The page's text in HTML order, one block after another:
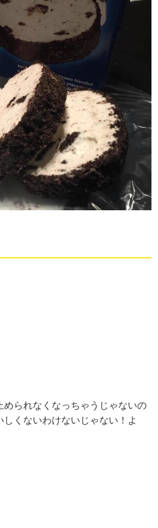
られなくなっちゃうじゃないの
くないわけないじゃない！よ